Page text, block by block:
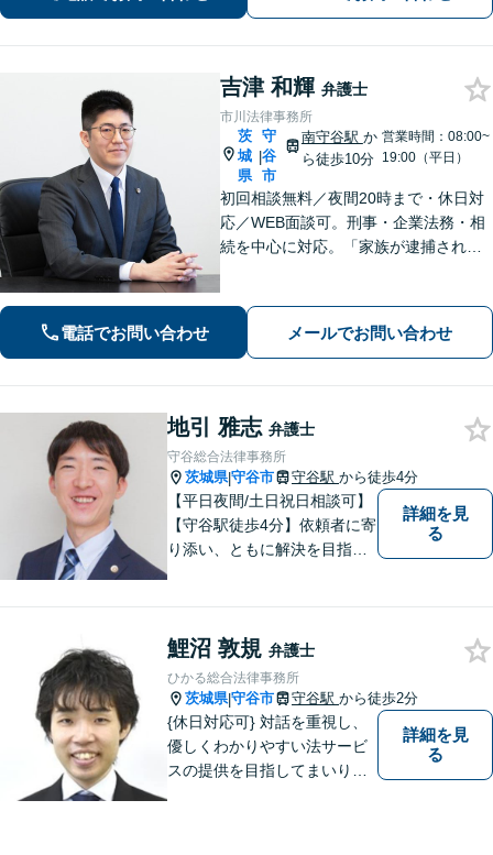
吉津 和輝 弁護士
市川法律事務所
茨
城
県
|
守
谷
市
南守谷駅 か
ら徒歩10分
営業時間：08:00~
19:00（平日）
初回相談無料／夜間20時まで・休日対
応／WEB面談可。刑事・企業法務・相
続を中心に対応。「家族が逮捕され
じた」など——受任から解決まで当職
が一貫担当いたします
電話でお問い合わせ メールでお問い合わせ
地引 雅志 弁護士
守谷総合法律事務所
茨城県|守谷市 守谷駅 から徒歩4分
【平日夜間/土日祝日相談可】
【守谷駅徒歩4分】依頼者に寄
り添い、ともに解決を目指し
詳細を見
る
鯉沼 敦規 弁護士
ひかる総合法律事務所
茨城県|守谷市 守谷駅 から徒歩2分
{休日対応可} 対話を重視し、
優しくわかりやすい法サービ
スの提供を目指してまいりま
詳細を見
る